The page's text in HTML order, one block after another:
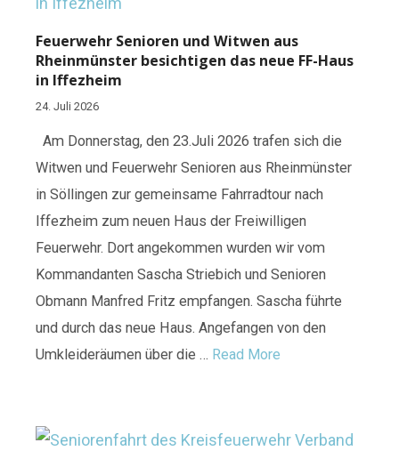
Feuerwehr Senioren und Witwen aus
Rheinmünster besichtigen das neue FF-Haus
in Iffezheim
24. Juli 2026
Am Donnerstag, den 23.Juli 2026 trafen sich die
Witwen und Feuerwehr Senioren aus Rheinmünster
in Söllingen zur gemeinsame Fahrradtour nach
Iffezheim zum neuen Haus der Freiwilligen
Feuerwehr. Dort angekommen wurden wir vom
Kommandanten Sascha Striebich und Senioren
Obmann Manfred Fritz empfangen. Sascha führte
und durch das neue Haus. Angefangen von den
Umkleideräumen über die … Read More